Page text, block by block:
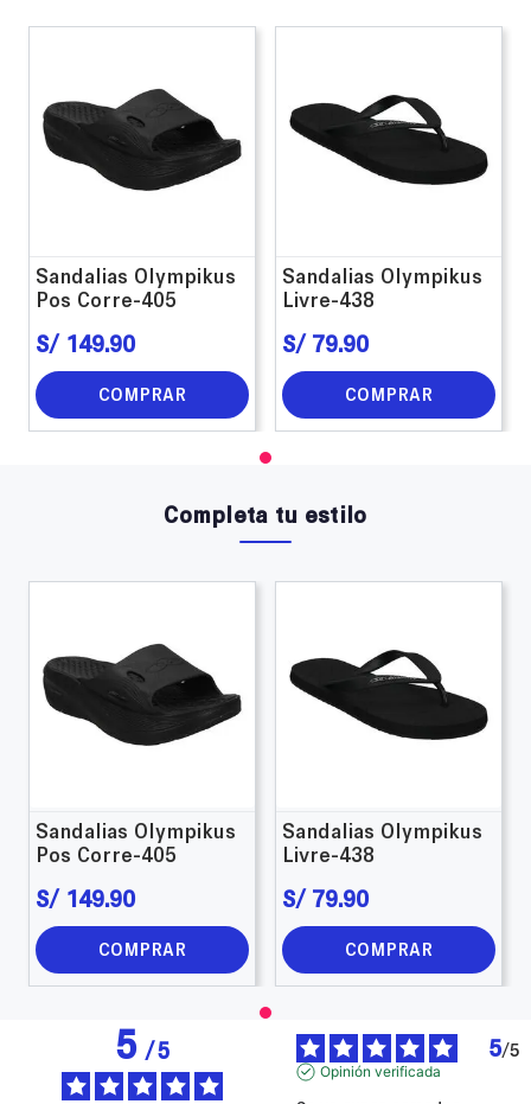
Sandalias Olympikus
Pos Corre-405
S/ 149.90
COMPRAR
Sandalias Olympikus
Livre-438
S/ 79.90
COMPRAR
Completa tu estilo
Sandalias Olympikus
Pos Corre-405
S/ 149.90
COMPRAR
Sandalias Olympikus
Livre-438
S/ 79.90
COMPRAR
5/5 5/5
Opinión verificada